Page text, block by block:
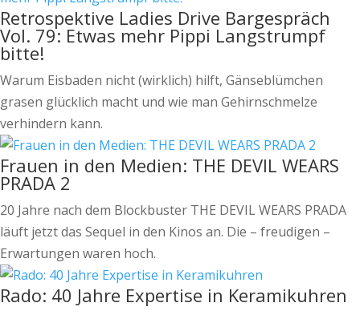
Retrospektive Ladies Drive Bargespräch
Vol. 79: Etwas mehr Pippi Langstrumpf
bitte!
Warum Eisbaden nicht (wirklich) hilft, Gänseblümchen
grasen glücklich macht und wie man Gehirnschmelze
verhindern kann.
Frauen in den Medien: THE DEVIL WEARS
PRADA 2
20 Jahre nach dem Blockbuster THE DEVIL WEARS PRADA
läuft jetzt das Sequel in den Kinos an. Die – freudigen –
Erwartungen waren hoch.
Rado: 40 Jahre Expertise in Keramikuhren